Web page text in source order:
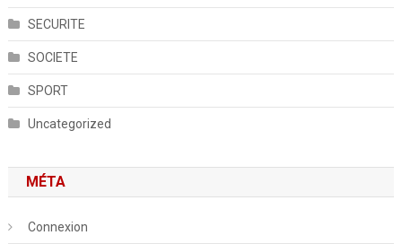
SECURITE
SOCIETE
SPORT
Uncategorized
MÉTA
Connexion